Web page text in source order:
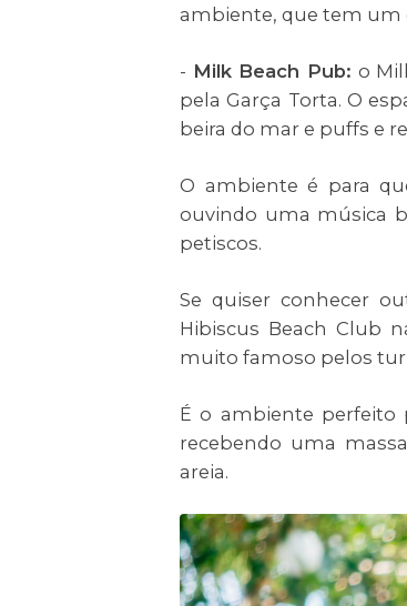
ambiente, que tem um
- Milk Beach Pub: o
pela Garça Torta. O
beira do mar e puffs e
O ambiente é para
ouvindo uma música
petiscos.
Se quiser conhecer
Hibiscus Beach Club
muito famoso pelos
É o ambiente perfeito
recebendo uma
areia.